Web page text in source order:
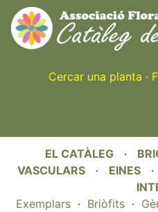
Cercar una planta ·
EL CATÀLEG ·
VASCULARS · EINES ·
Exemplars· Briòfits·